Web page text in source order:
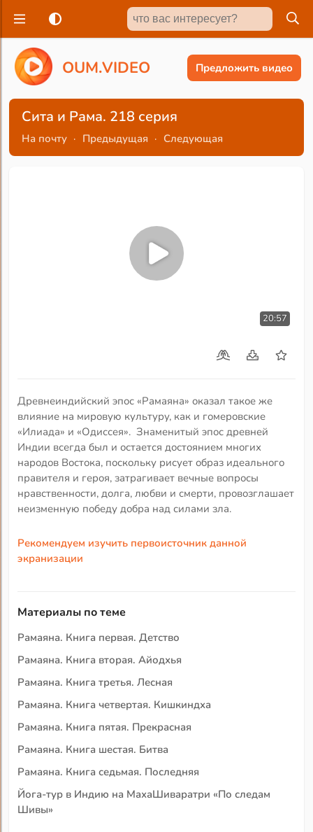
OUM.VIDEO Предложить видео
Сита и Рама. 218 серия
На почту · Предыдущая · Следующая
20:57
Древнеиндийский эпос «Рамаяна» оказал такое же
влияние на мировую культуру, как и гомеровские
«Илиада» и «Одиссея». Знаменитый эпос древней
Индии всегда был и остается достоянием многих
народов Востока, поскольку рисует образ идеального
правителя и героя, затрагивает вечные вопросы
нравственности, долга, любви и смерти, провозглашает
неизменную победу добра над силами зла.
Рекомендуем изучить первоисточник данной
экранизации
Материалы по теме
Рамаяна. Книга первая. Детство
Рамаяна. Книга вторая. Айодхья
Рамаяна. Книга третья. Лесная
Рамаяна. Книга четвертая. Кишкиндха
Рамаяна. Книга пятая. Прекрасная
Рамаяна. Книга шестая. Битва
Рамаяна. Книга седьмая. Последняя
Йога-тур в Индию на МахаШиваратри «По следам
Шивы»